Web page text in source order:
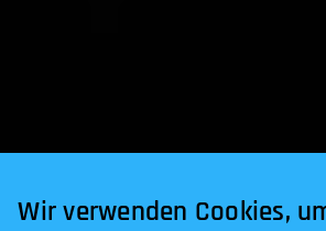
Wir verwenden Cookies,